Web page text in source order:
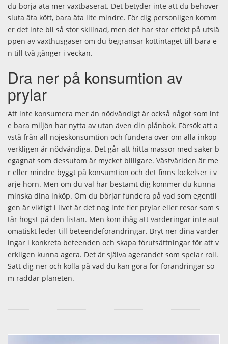
du börja äta mer växtbaserat. Det betyder inte att du behöver
sluta äta kött, bara äta lite mindre. För dig personligen komm
er det inte bli så stor skillnad, men det har stor effekt på utslä
ppen av växthusgaser om du begränsar köttintaget till bara e
n till två gånger i veckan.
Dra ner på konsumtion av
prylar
Att inte konsumera mer än nödvändigt är också något som int
e bara miljön har nytta av utan även din plånbok. Försök att a
vstå från all nöjeskonsumtion och fundera över om alla inköp
verkligen är nödvändiga. Det går att hitta massor med saker b
egagnat som dessutom är mycket billigare. Västvärlden är me
r eller mindre byggt på konsumtion och det finns lockelser i v
arje hörn. Men om du väl har bestämt dig kommer du kunna
minska dina inköp. Om du börjar fundera på vad som egentli
gen är viktigt i livet är det nog inte fler prylar eller resor som s
tår högst på den listan. Men kom ihåg att värderingar inte aut
omatiskt leder till beteendeförändringar. Bryt ner dina värder
ingar i konkreta beteenden och skapa förutsättningar för att v
erkligen kunna agera. Det är själva agerandet som spelar roll.
Sätt dig ner och kolla på vad du kan göra för förändringar so
m räddar planeten.